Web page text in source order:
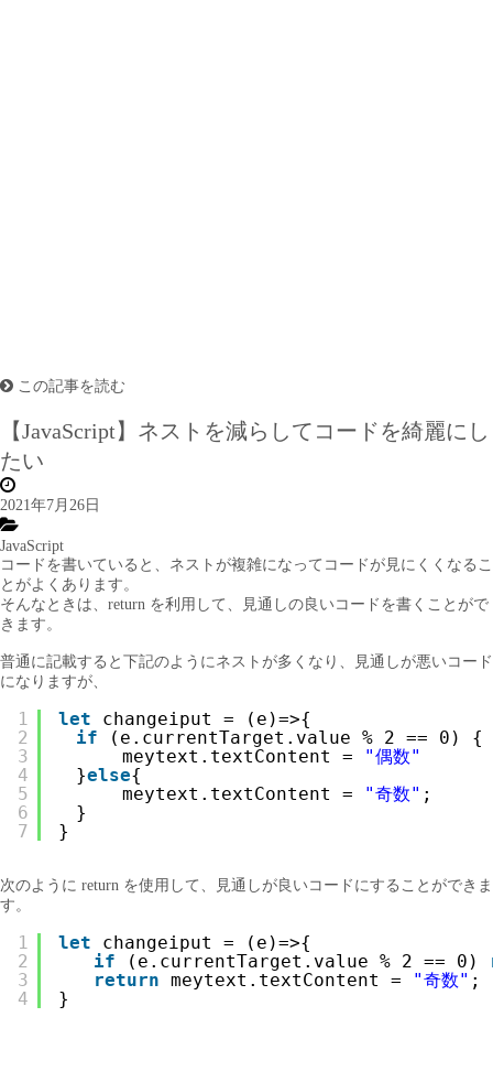
この記事を読む
【JavaScript】ネストを減らしてコードを綺麗にし
たい
2021年7月26日
JavaScript
コードを書いていると、ネストが複雑になってコードが見にくくなるこ
とがよくあります。
そんなときは、return を利用して、見通しの良いコードを書くことがで
きます。
普通に記載すると下記のようにネストが多くなり、見通しが悪いコード
になりますが、
1
2
3
4
5
6
7
let
changeiput = (e)=>{
if
(e.currentTarget.value % 2 == 0) {
meytext.textContent =
"偶数"
}else{
meytext.textContent =
"奇数" ;
}
}
次のように return を使用して、見通しが良いコードにすることができま
す。
1
2
3
4
let
changeiput = (e)=>{
if
(e.currentTarget.value % 2 == 0)
return meytext.textContent = "奇数" ;
}